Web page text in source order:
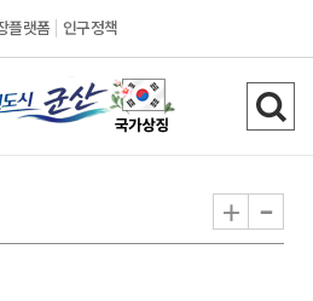
플랫폼 인구정책
시
민
검
색
기
+ -